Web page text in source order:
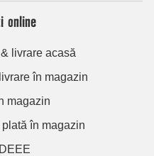
online
livrare acasă
în magazin
magazin
în magazin